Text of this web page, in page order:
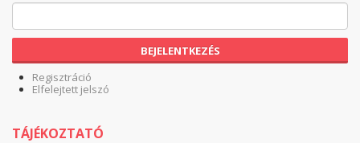
BEJELENTKEZÉS
Regisztráció
Elfelejtett jelszó
TÁJÉKOZTATÓ